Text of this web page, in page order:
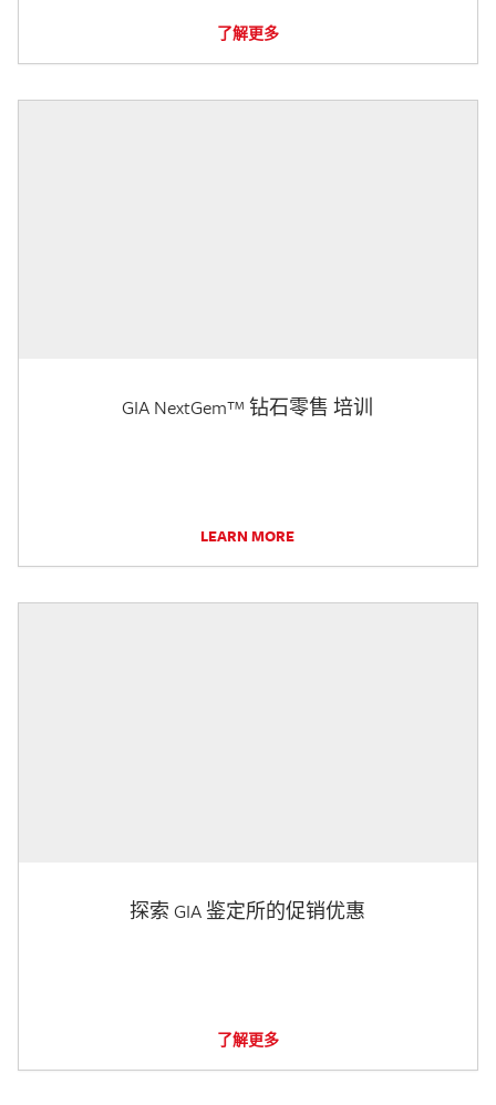
了解更多
GIA NextGem™ 钻石零售 培训
LEARN MORE
探索 GIA 鉴定所的促销优惠
了解更多